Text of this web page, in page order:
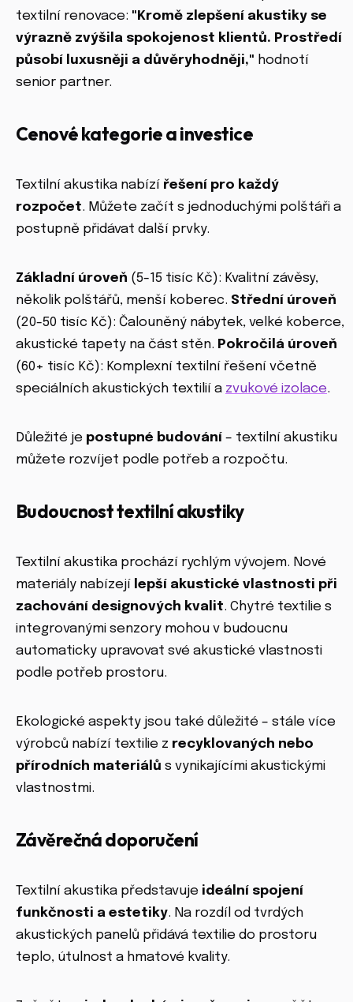
textilní renovace: "Kromě zlepšení akustiky se
výrazně zvýšila spokojenost klientů. Prostředí
působí luxusněji a důvěryhodněji," hodnotí
senior partner.
Cenové kategorie a investice
Textilní akustika nabízí řešení pro každý
rozpočet. Můžete začít s jednoduchými polštáři a
postupně přidávat další prvky.
Základní úroveň (5-15 tisíc Kč): Kvalitní závěsy,
několik polštářů, menší koberec. Střední úroveň
(20-50 tisíc Kč): Čalouněný nábytek, velké koberce,
akustické tapety na část stěn. Pokročilá úroveň
(60+ tisíc Kč): Komplexní textilní řešení včetně
speciálních akustických textilií a zvukové izolace.
Důležité je postupné budování – textilní akustiku
můžete rozvíjet podle potřeb a rozpočtu.
Budoucnost textilní akustiky
Textilní akustika prochází rychlým vývojem. Nové
materiály nabízejí lepší akustické vlastnosti při
zachování designových kvalit. Chytré textilie s
integrovanými senzory mohou v budoucnu
automaticky upravovat své akustické vlastnosti
podle potřeb prostoru.
Ekologické aspekty jsou také důležité – stále více
výrobců nabízí textilie z recyklovaných nebo
přírodních materiálů s vynikajícími akustickými
vlastnostmi.
Závěrečná doporučení
Textilní akustika představuje ideální spojení
funkčnosti a estetiky. Na rozdíl od tvrdých
akustických panelů přidává textilie do prostoru
teplo, útulnost a hmatové kvality.